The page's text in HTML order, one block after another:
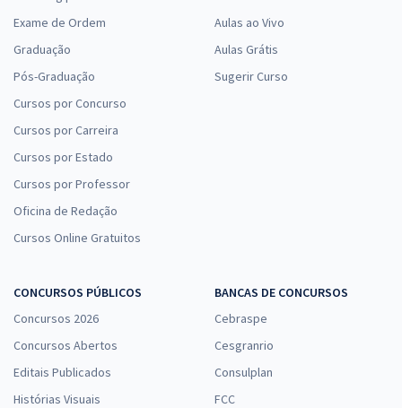
Exame de Ordem
Graduação
Pós-Graduação
Cursos por Concurso
Cursos por Carreira
Cursos por Estado
Cursos por Professor
Oficina de Redação
Cursos Online Gratuitos
Aulas ao Vivo
Aulas Grátis
Sugerir Curso
CONCURSOS PÚBLICOS
Concursos 2026
Concursos Abertos
Editais Publicados
Histórias Visuais
BANCAS DE CONCURSOS
Cebraspe
Cesgranrio
Consulplan
FCC